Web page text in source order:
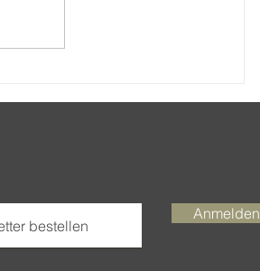
Anmelden